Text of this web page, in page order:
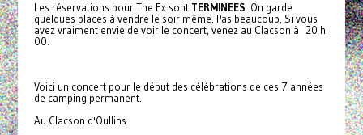
Les réservations pour The Ex sont TERMINEES . On garde
quelques places à vendre le soir même. Pas beaucoup. Si vous
avez vraiment envie de voir le concert, venez au Clacson à 20 h
00.
Voici un concert pour le début des célébrations de ces 7 années
de camping permanent.
Au Clacson d'Oullins.